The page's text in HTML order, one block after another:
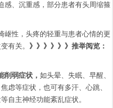
感、沉重感，部分患者有头周缩箍
岖性，头疼的轻重与患者心情的更
有关。 》》》》》》推举阅览：
削弱症状，如头晕、失眠、早醒、
虑等症状，也可有多汗、心跳、
自主神经功能紊乱症状。